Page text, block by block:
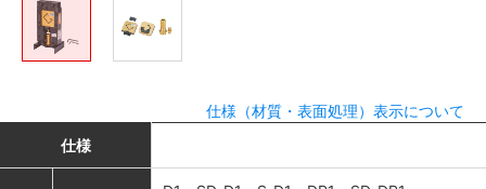
仕様（材質・表面処理）表示について
仕様